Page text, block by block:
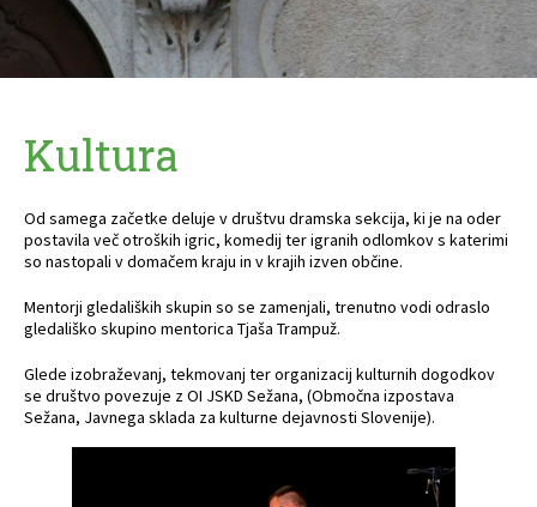
Kultura
Od samega začetke deluje v društvu dramska sekcija, ki je na oder
postavila več otroških igric, komedij ter igranih odlomkov s katerimi
so nastopali v domačem kraju in v krajih izven občine.
Mentorji gledaliških skupin so se zamenjali, trenutno vodi odraslo
gledališko skupino mentorica Tjaša Trampuž.
Glede izobraževanj, tekmovanj ter organizacij kulturnih dogodkov
se društvo povezuje z OI JSKD Sežana, (Območna izpostava
Sežana, Javnega sklada za kulturne dejavnosti Slovenije).